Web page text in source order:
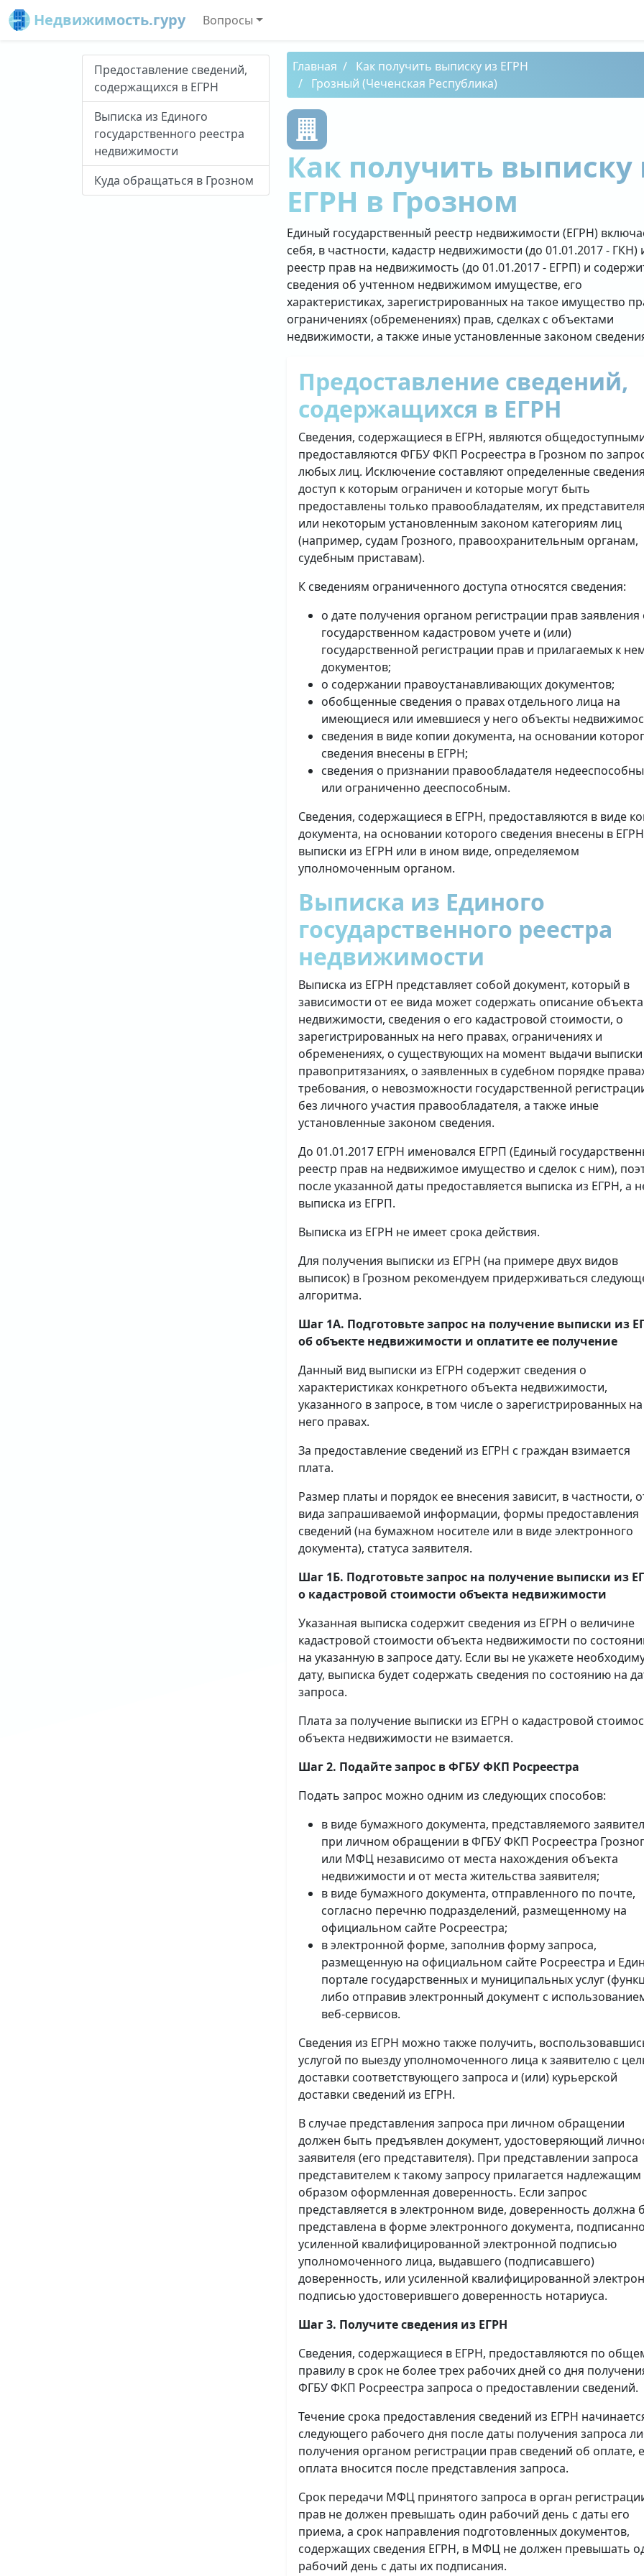
Недвижимость.гуру Вопросы
Предоставление сведений,
содержащихся в ЕГРН
Выписка из Единого
государственного реестра
недвижимости
Куда обращаться в Грозном
Главная
Как получить выписку из ЕГРН
Грозный (Чеченская Республика)
Как получить выписку
ЕГРН в Грозном
Единый государственный реестр недвижимости (ЕГРН)
себя, в частности, кадастр недвижимости (до 01.01.2017 - ГКН)
реестр прав на недвижимость (до 01.01.2017 - ЕГРП) и
сведения об учтенном недвижимом имуществе, его
характеристиках, зарегистрированных на такое имущество
ограничениях (обременениях) прав, сделках с объектами
недвижимости, а также иные установленные законом
Предоставление сведений,
содержащихся в ЕГРН
Сведения, содержащиеся в ЕГРН, являются
предоставляются ФГБУ ФКП Росреестра в Грозном по
любых лиц. Исключение составляют определенные
доступ к которым ограничен и которые могут быть
предоставлены только правообладателям, их
или некоторым установленным законом категориям лиц
(например, судам Грозного, правоохранительным органам,
судебным приставам).
К сведениям ограниченного доступа относятся сведения:
о дате получения органом регистрации прав заявления
государственном кадастровом учете и (или)
государственной регистрации прав и прилагаемых к
документов;
о содержании правоустанавливающих документов;
обобщенные сведения о правах отдельного лица на
имеющиеся или имевшиеся у него объекты
сведения в виде копии документа, на основании
сведения внесены в ЕГРН;
сведения о признании правообладателя
или ограниченно дееспособным.
Сведения, содержащиеся в ЕГРН, предоставляются в виде
документа, на основании которого сведения внесены в
выписки из ЕГРН или в ином виде, определяемом
уполномоченным органом.
Выписка из Единого
государственного реестра
недвижимости
Выписка из ЕГРН представляет собой документ, который в
зависимости от ее вида может содержать описание объекта
недвижимости, сведения о его кадастровой стоимости, о
зарегистрированных на него правах, ограничениях и
обременениях, о существующих на момент выдачи выписки
правопритязаниях, о заявленных в судебном порядке
требования, о невозможности государственной
без личного участия правообладателя, а также иные
установленные законом сведения.
До 01.01.2017 ЕГРН именовался ЕГРП (Единый
реестр прав на недвижимое имущество и сделок с ним),
после указанной даты предоставляется выписка из ЕГРН, а
выписка из ЕГРП.
Выписка из ЕГРН не имеет срока действия.
Для получения выписки из ЕГРН (на примере двух видов
выписок) в Грозном рекомендуем придерживаться
алгоритма.
Шаг 1А. Подготовьте запрос на получение выписки из
об объекте недвижимости и оплатите ее получение
Данный вид выписки из ЕГРН содержит сведения о
характеристиках конкретного объекта недвижимости,
указанного в запросе, в том числе о зарегистрированных на
него правах.
За предоставление сведений из ЕГРН с граждан взимается
плата.
Размер платы и порядок ее внесения зависит, в частности,
вида запрашиваемой информации, формы предоставления
сведений (на бумажном носителе или в виде электронного
документа), статуса заявителя.
Шаг 1Б. Подготовьте запрос на получение выписки из
о кадастровой стоимости объекта недвижимости
Указанная выписка содержит сведения из ЕГРН о величине
кадастровой стоимости объекта недвижимости по
на указанную в запросе дату. Если вы не укажете
дату, выписка будет содержать сведения по состоянию на
запроса.
Плата за получение выписки из ЕГРН о кадастровой
объекта недвижимости не взимается.
Шаг 2. Подайте запрос в ФГБУ ФКП Росреестра
Подать запрос можно одним из следующих способов:
в виде бумажного документа, представляемого
при личном обращении в ФГБУ ФКП Росреестра
или МФЦ независимо от места нахождения объекта
недвижимости и от места жительства заявителя;
в виде бумажного документа, отправленного по почте,
согласно перечню подразделений, размещенному на
официальном сайте Росреестра;
в электронной форме, заполнив форму запроса,
размещенную на официальном сайте Росреестра и
портале государственных и муниципальных услуг
либо отправив электронный документ с
веб-сервисов.
Сведения из ЕГРН можно также получить,
услугой по выезду уполномоченного лица к заявителю с
доставки соответствующего запроса и (или) курьерской
доставки сведений из ЕГРН.
В случае представления запроса при личном обращении
должен быть предъявлен документ, удостоверяющий
заявителя (его представителя). При представлении запроса
представителем к такому запросу прилагается надлежащим
образом оформленная доверенность. Если запрос
представляется в электронном виде, доверенность должна
представлена в форме электронного документа,
усиленной квалифицированной электронной подписью
уполномоченного лица, выдавшего (подписавшего)
доверенность, или усиленной квалифицированной
подписью удостоверившего доверенность нотариуса.
Шаг 3. Получите сведения из ЕГРН
Сведения, содержащиеся в ЕГРН, предоставляются по
правилу в срок не более трех рабочих дней со дня
ФГБУ ФКП Росреестра запроса о предоставлении сведений.
Течение срока предоставления сведений из ЕГРН
следующего рабочего дня после даты получения запроса
получения органом регистрации прав сведений об оплате,
оплата вносится после представления запроса.
Срок передачи МФЦ принятого запроса в орган
прав не должен превышать один рабочий день с даты его
приема, а срок направления подготовленных документов,
содержащих сведения ЕГРН, в МФЦ не должен превышать
рабочий день с даты их подписания.